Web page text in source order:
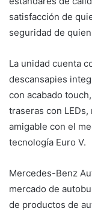
satisfacción de
seguridad de
La unidad cuenta
descansapies
con acabado
traseras con
amigable con el
tecnología Euro V.
Mercedes-Benz
mercado de
de productos de